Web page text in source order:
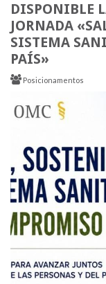
DISPONIBLE
JORNADA
SISTEMA
PAÍS»
Posicionamentos